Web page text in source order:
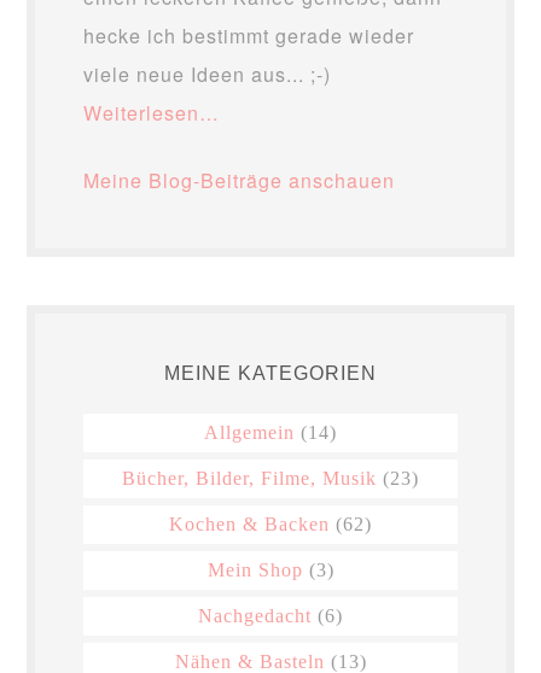
hecke ich bestimmt gerade wieder
viele neue Ideen aus... ;-)
Weiterlesen…
Meine Blog-Beiträge anschauen
MEINE KATEGORIEN
Allgemein (14)
Bücher, Bilder, Filme, Musik (23)
Kochen & Backen (62)
Mein Shop (3)
Nachgedacht (6)
Nähen & Basteln (13)